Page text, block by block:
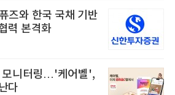
즈와 한국 국채 기반
력 본격화
모니터링…'케어벨',
다